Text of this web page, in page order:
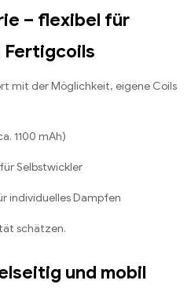
– flexibel für
Fertigcoils
mit der Möglichkeit, eigene Coils
1100 mAh)
Selbstwickler
individuelles Dampfen
schätzen.
und mobil